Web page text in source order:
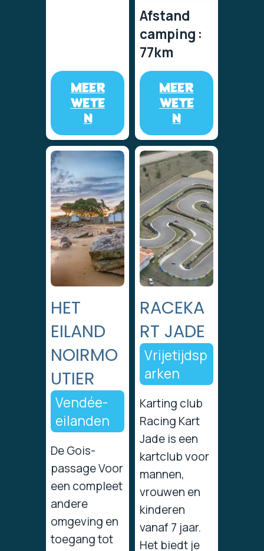
MEER
WETE
N
Afstand
camping :
77km
MEER
WETE
N
HET
EILAND
NOIRMO
UTIER
Vendée-
eilanden
De Gois-
passage Voor
een compleet
andere
omgeving en
toegang tot
RACEKA
RT JADE
Vrijetijdsp
arken
Karting club
Racing Kart
Jade is een
kartclub voor
mannen,
vrouwen en
kinderen
vanaf 7 jaar.
Het biedt je